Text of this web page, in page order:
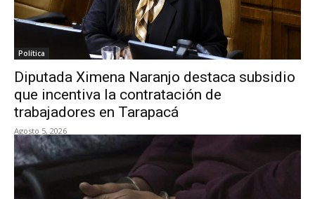
Política
Diputada Ximena Naranjo destaca subsidio
que incentiva la contratación de
trabajadores en Tarapacá
Agosto 5, 2026